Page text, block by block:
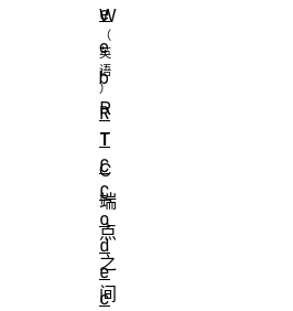
W
e
b
R
T
C
端
点
之
间
e
R
T
C
C
o
d
e
c